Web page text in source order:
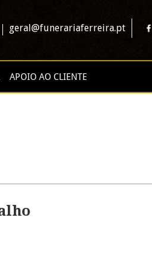
geral@funerariaferreira.pt
APOIO AO CLIENTE